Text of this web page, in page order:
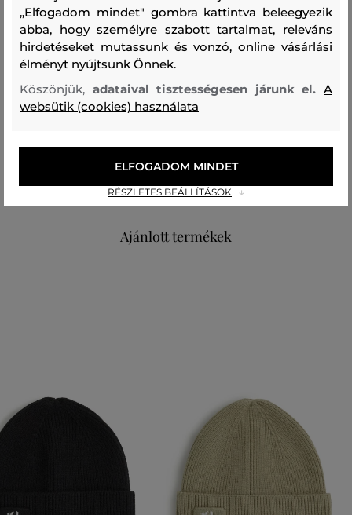
Szezon: FW23
Termék kódja
306560_2M56-623-CC-33-0
Összetétel
felső anyag
100 %
Ajánlott termékek
„Elfogadom mindet" gombra kattintva beleegyezik
abba, hogy személyre szabott tartalmat, releváns
hirdetéseket mutassunk és vonzó, online vásárlási
élményt nyújtsunk Önnek.
Köszönjük, adataival tisztességesen járunk el.A
websütik (cookies) használata
RÉSZLETES BEÁLLÍTÁSOK
ELFOGADOM MINDET